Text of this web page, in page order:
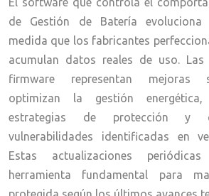
de Gestión de Batería evoluciona
medida que los fabricantes
acumulan datos reales de uso. Las
firmware representan mejoras
optimizan la gestión energética,
estrategias de protección y
vulnerabilidades identificadas en
Estas actualizaciones
herramienta fundamental para